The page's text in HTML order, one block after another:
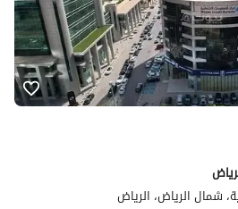
شمال الرياض، الرياض